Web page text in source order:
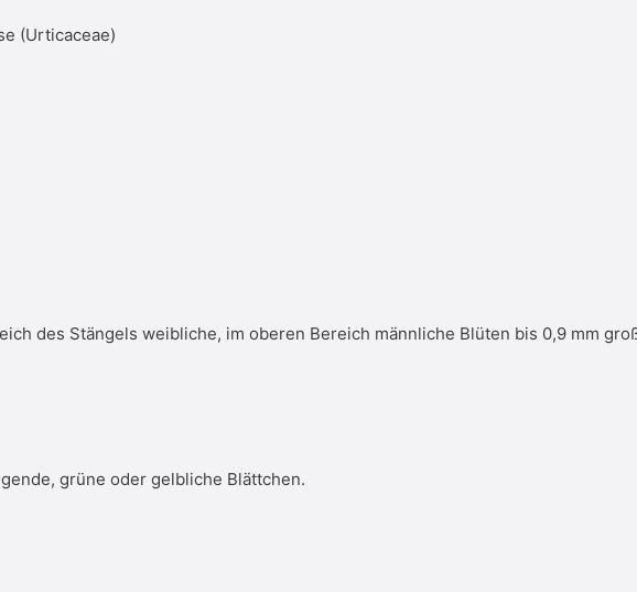
(Urticaceae)
des Stängels weibliche, im oberen Bereich männliche Blüten bis 0,9 mm
grüne oder gelbliche Blättchen.